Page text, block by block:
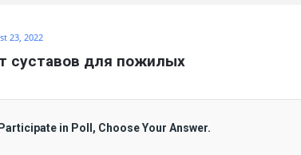
23, 2022
суставов для пожилых
in Poll, Choose Your Answer.